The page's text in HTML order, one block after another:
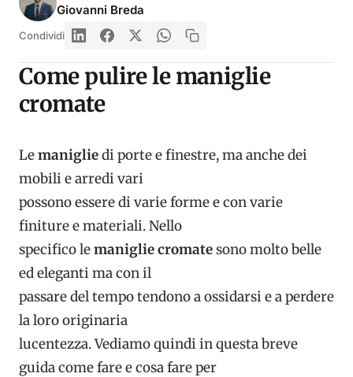
Giovanni Breda
Condividi
Come pulire le maniglie
cromate
Lemanigliedi porte e finestre, ma anche dei
mobili e arredi vari
possono essere di varie forme e con varie
finiture e materiali. Nello
specifico lemaniglie cromatesono molto belle
ed eleganti ma con il
passare del tempo tendono a ossidarsi e a perdere
la loro originaria
lucentezza. Vediamo quindi in questa breve
guida come fare e cosa fare per